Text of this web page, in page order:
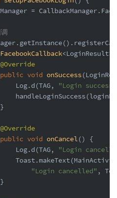
=
FacebookCallback
@Override
public void onSuccess
Log.d(TAG,
"Login
@Override
public void onCancel()
{
Log.d(TAG,
"Login
"Login cancelled" ,